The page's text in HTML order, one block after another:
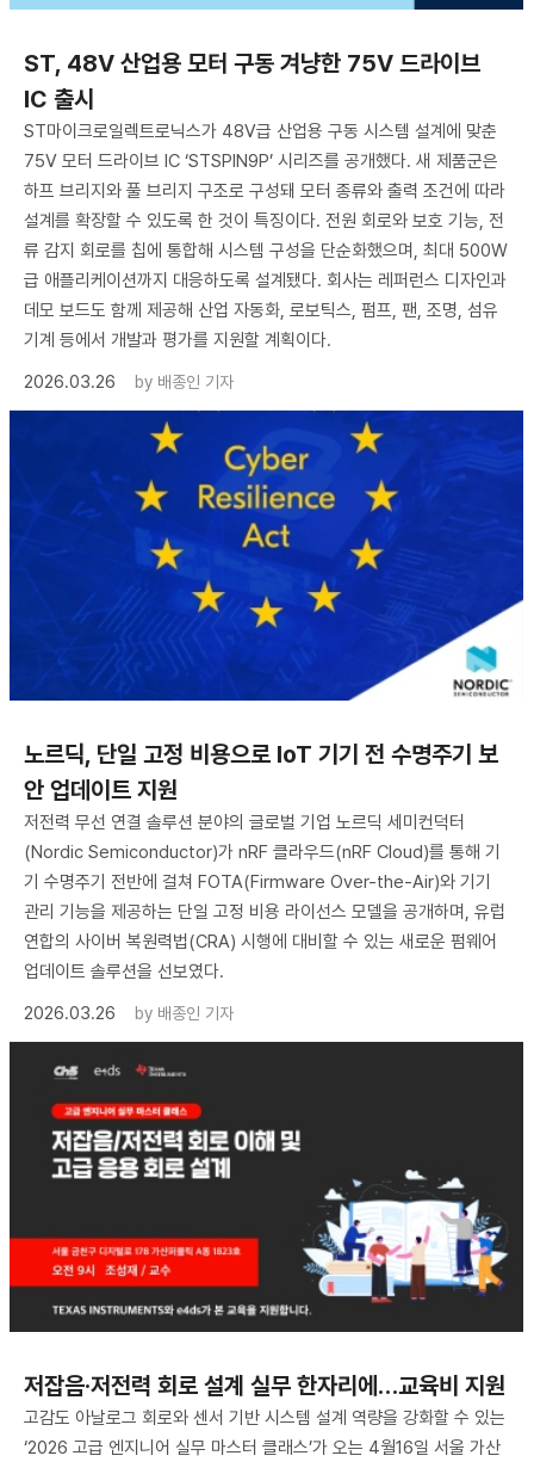
ST, 48V 산업용 모터 구동 겨냥한 75V 드라이브
IC 출시
ST마이크로일렉트로닉스가 48V급 산업용 구동 시스템 설계에 맞춘
75V 모터 드라이브 IC ‘STSPIN9P’ 시리즈를 공개했다. 새 제품군은
하프 브리지와 풀 브리지 구조로 구성돼 모터 종류와 출력 조건에 따라
설계를 확장할 수 있도록 한 것이 특징이다. 전원 회로와 보호 기능, 전
류 감지 회로를 칩에 통합해 시스템 구성을 단순화했으며, 최대 500W
급 애플리케이션까지 대응하도록 설계됐다. 회사는 레퍼런스 디자인과
데모 보드도 함께 제공해 산업 자동화, 로보틱스, 펌프, 팬, 조명, 섬유
기계 등에서 개발과 평가를 지원할 계획이다.
2026.03.26
by 배종인 기자
노르딕, 단일 고정 비용으로 IoT 기기 전 수명주기 보
안 업데이트 지원
저전력 무선 연결 솔루션 분야의 글로벌 기업 노르딕 세미컨덕터
(Nordic Semiconductor)가 nRF 클라우드(nRF Cloud)를 통해 기
기 수명주기 전반에 걸쳐 FOTA(Firmware Over-the-Air)와 기기
관리 기능을 제공하는 단일 고정 비용 라이선스 모델을 공개하며, 유럽
연합의 사이버 복원력법(CRA) 시행에 대비할 수 있는 새로운 펌웨어
업데이트 솔루션을 선보였다.
2026.03.26
by 배종인 기자
저잡음·저전력 회로 설계 실무 한자리에…교육비 지원
고감도 아날로그 회로와 센서 기반 시스템 설계 역량을 강화할 수 있는
‘2026 고급 엔지니어 실무 마스터 클래스’가 오는 4월16일 서울 가산